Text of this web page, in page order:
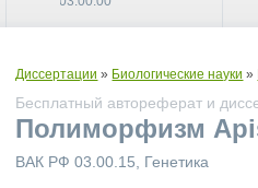
Диссертации » Биологические науки »
Бесплатный автореферат и
Полиморфизм
ВАК РФ 03.00.15, Генетика